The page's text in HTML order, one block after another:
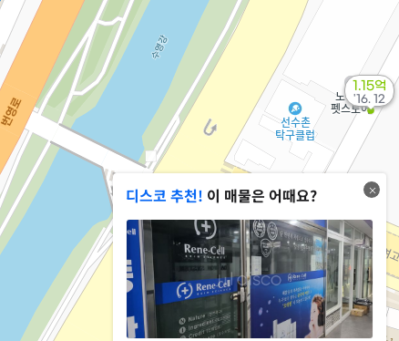
1.15억
'16. 12
136억
'15. 04
디스코 추천! 이 매물은 어때요?